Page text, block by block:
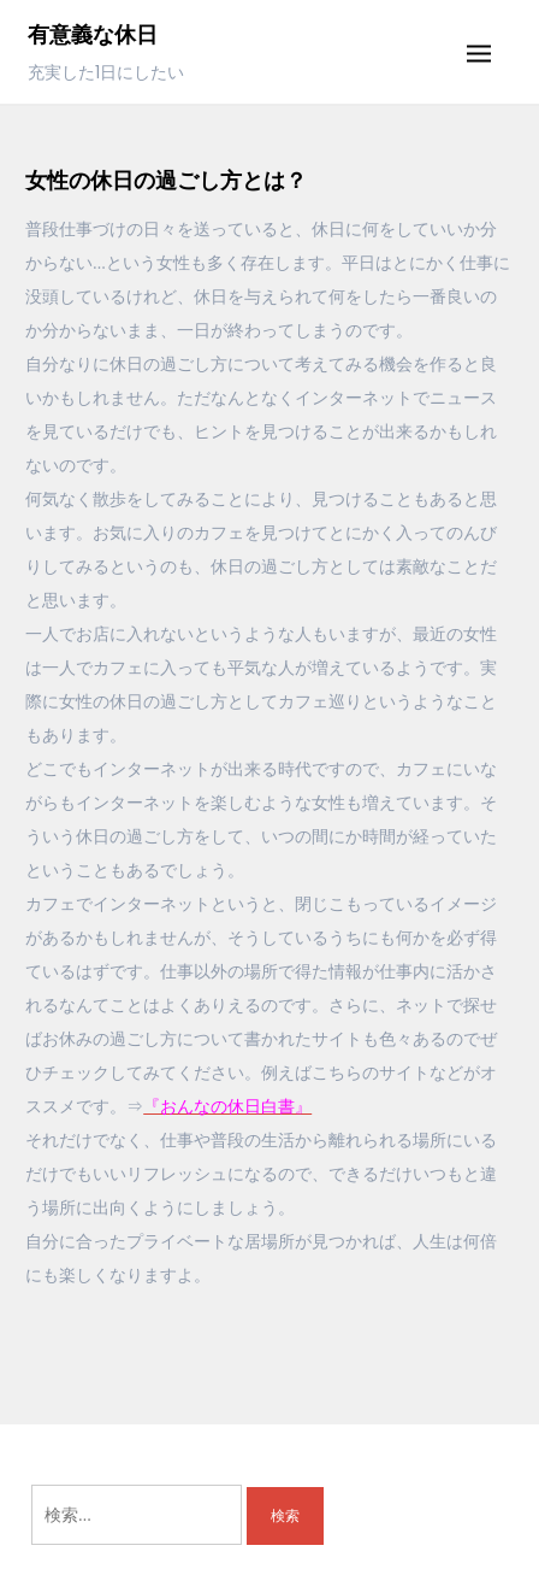
content
有意義な休日
充実した1日にしたい
女性の休日の過ごし方とは？
普段仕事づけの日々を送っていると、休日に何をしていいか分
からない…という女性も多く存在します。平日はとにかく仕事に
没頭しているけれど、休日を与えられて何をしたら一番良いの
か分からないまま、一日が終わってしまうのです。
自分なりに休日の過ごし方について考えてみる機会を作ると良
いかもしれません。ただなんとなくインターネットでニュース
を見ているだけでも、ヒントを見つけることが出来るかもしれ
ないのです。
何気なく散歩をしてみることにより、見つけることもあると思
います。お気に入りのカフェを見つけてとにかく入ってのんび
りしてみるというのも、休日の過ごし方としては素敵なことだ
と思います。
一人でお店に入れないというような人もいますが、最近の女性
は一人でカフェに入っても平気な人が増えているようです。実
際に女性の休日の過ごし方としてカフェ巡りというようなこと
もあります。
どこでもインターネットが出来る時代ですので、カフェにいな
がらもインターネットを楽しむような女性も増えています。そ
ういう休日の過ごし方をして、いつの間にか時間が経っていた
ということもあるでしょう。
カフェでインターネットというと、閉じこもっているイメージ
があるかもしれませんが、そうしているうちにも何かを必ず得
ているはずです。仕事以外の場所で得た情報が仕事内に活かさ
れるなんてことはよくありえるのです。さらに、ネットで探せ
ばお休みの過ごし方について書かれたサイトも色々あるのでぜ
ひチェックしてみてください。例えばこちらのサイトなどがオ
ススメです。⇒ 『おんなの休日白書』
それだけでなく、仕事や普段の生活から離れられる場所にいる
だけでもいいリフレッシュになるので、できるだけいつもと違
う場所に出向くようにしましょう。
自分に合ったプライベートな居場所が見つかれば、人生は何倍
にも楽しくなりますよ。